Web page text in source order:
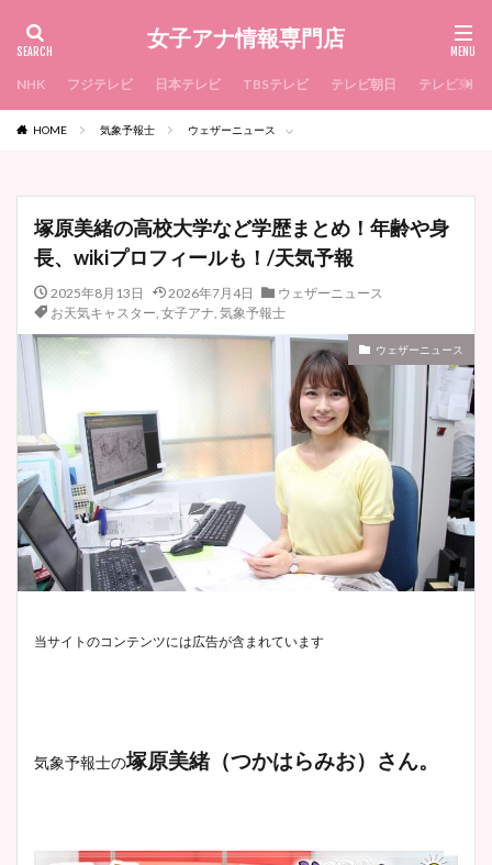
女子アナ情報専門店
NHK フジテレビ 日本テレビ TBSテレビ テレビ朝日 テレビ東京
HOME 気象予報士 ウェザーニュース
塚原美緒の高校大学など学歴まとめ！年齢や身
長、wikiプロフィールも！/天気予報
2025年8月13日 2026年7月4日
ウェザーニュース
お天気キャスター, 女子アナ, 気象予報士
ウェザーニュース
当サイトのコンテンツには広告が含まれています
気象予報士の塚原美緒（つかはらみお）さん。